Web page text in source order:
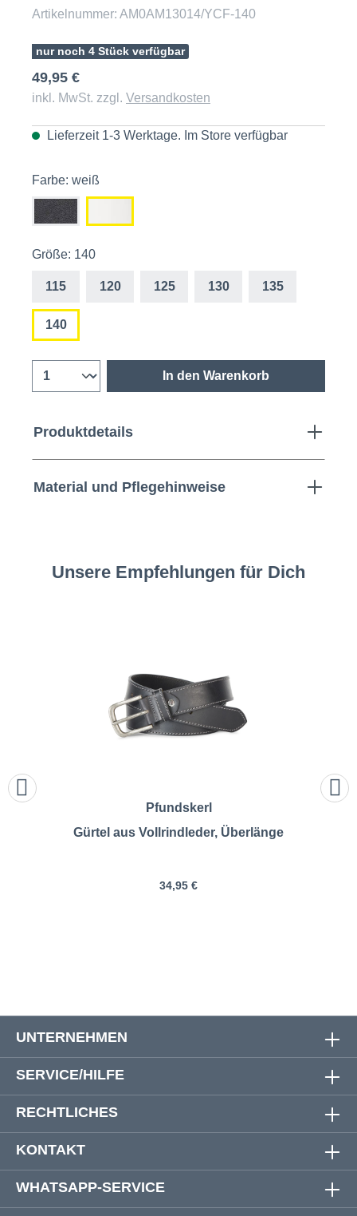
Artikelnummer: AM0AM13014/YCF-140
nur noch 4 Stück verfügbar
49,95 €
inkl. MwSt. zzgl. Versandkosten
Lieferzeit 1-3 Werktage. Im Store verfügbar
Farbe: weiß
Größe: 140
115 120 125 130 135
140
In den Warenkorb
Produktdetails
Material und Pflegehinweise
Unsere Empfehlungen für Dich
Pfundskerl
Gürtel aus Vollrindleder, Überlänge
34,95 €
UNTERNEHMEN
SERVICE/HILFE
RECHTLICHES
KONTAKT
WHATSAPP-SERVICE